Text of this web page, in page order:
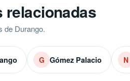
relacionadas
de Durango.
G Gómez Palacio N